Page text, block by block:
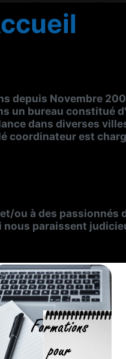
depuis Novembre
un bureau constitué
dans diverses
coordinateur est
ou à des passionnés
paraissent